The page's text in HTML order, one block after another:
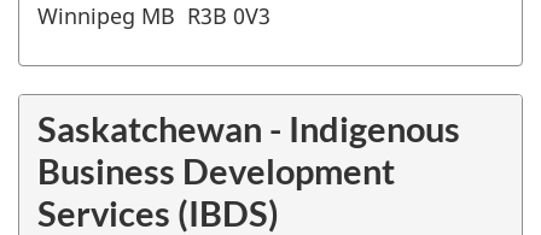
Winnipeg MB R3B 0V3
Saskatchewan - Indigenous
Business Development
Services (IBDS)